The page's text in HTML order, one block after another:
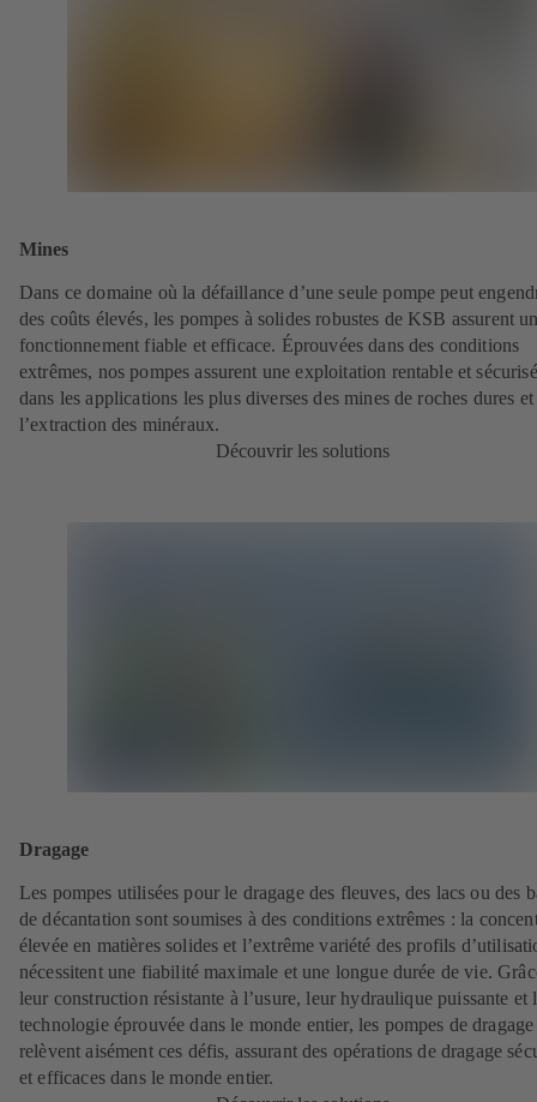
Mines
Dans ce domaine où la défaillance d’une seule pompe peut
des coûts élevés, les pompes à solides robustes de KSB assurent
fonctionnement fiable et efficace. Éprouvées dans des conditions
extrêmes, nos pompes assurent une exploitation rentable et
dans les applications les plus diverses des mines de roches dures et
l’extraction des minéraux.
Découvrir les solutions
Dragage
Les pompes utilisées pour le dragage des fleuves, des lacs ou des
de décantation sont soumises à des conditions extrêmes : la
élevée en matières solides et l’extrême variété des profils
nécessitent une fiabilité maximale et une longue durée de vie.
leur construction résistante à l’usure, leur hydraulique puissante et
technologie éprouvée dans le monde entier, les pompes de
relèvent aisément ces défis, assurant des opérations de dragage
et efficaces dans le monde entier.